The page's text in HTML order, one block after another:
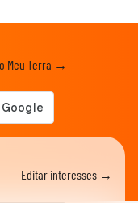
Meu Terra →
Editar interesses →